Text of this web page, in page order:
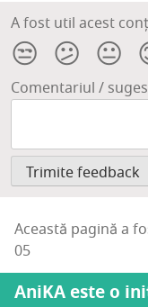
A fost util acest
😒 😕 😐
Comentariul /
Această pagină a
05
AniKA este o